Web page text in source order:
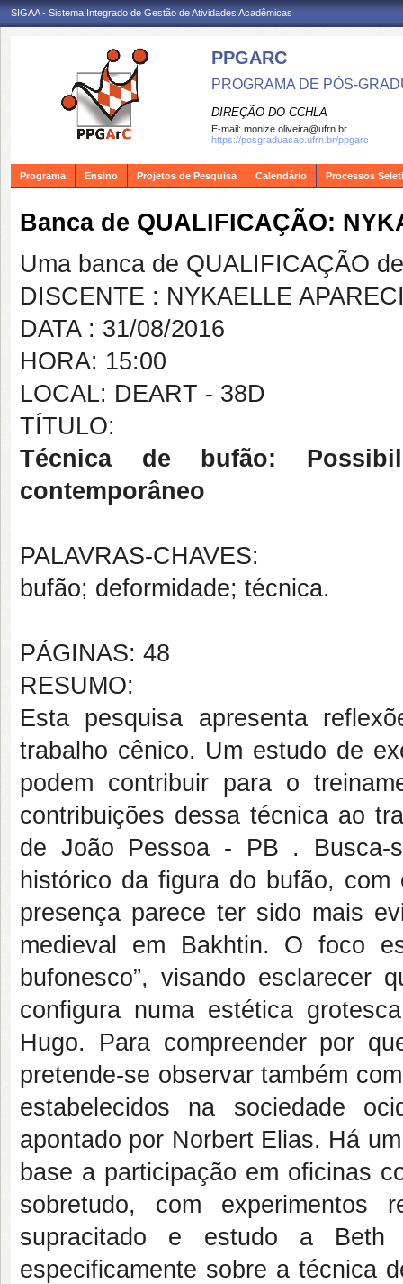
SIGAA - Sistema Integrado de Gestão de Atividades Acadêmicas
PPGARC
PROGRAMA DE PÓS-
DIREÇÃO DO CCHLA
E-mail: monize.oliveira@ufrn.br
https://posgraduacao.ufrn.br/ppgarc
Programa Ensino Projetos de Pesquisa Calendário Processos
Banca de QUALIFICAÇÃO:
Uma banca de QUALIFICAÇÃO
DISCENTE : NYKAELLE
DATA : 31/08/2016
HORA: 15:00
LOCAL: DEART - 38D
TÍTULO:
Técnica de bufão:
contemporâneo
PALAVRAS-CHAVES:
bufão; deformidade; técnica.
PÁGINAS: 48
RESUMO:
Esta pesquisa apresenta
trabalho cênico. Um estudo de
podem contribuir para o
contribuições dessa técnica ao
de João Pessoa - PB . Busca-
histórico da figura do bufão,
presença parece ter sido mais
medieval em Bakhtin. O foco
bufonesco”, visando
configura numa estética
Hugo. Para compreender por
pretende-se observar também
estabelecidos na sociedade
apontado por Norbert Elias. Há
base a participação em oficinas
sobretudo, com experimentos
supracitado e estudo a Beth
especificamente sobre a técnica